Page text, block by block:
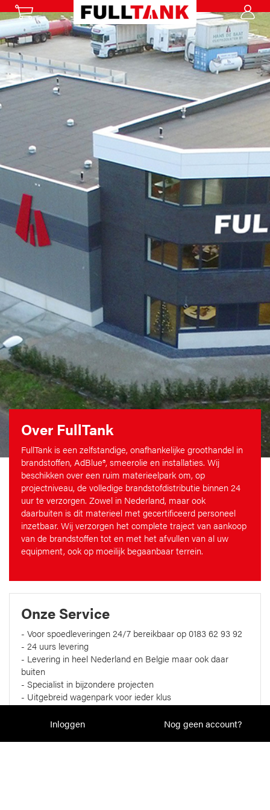
Over FullTank
FullTank is een zelfstandige, onafhankelijke groothandel in
brandstoffen, AdBlue®, smeerolie en installaties. Wij
beschikken over een ruim materieelpark om, op
projectniveau, de volledige brandstofdistributie binnen 24
uur te verzorgen. Zowel in Nederland, maar ook
daarbuiten is dit materieel met gecertificeerd personeel
inzetbaar. Wij verzorgen het complete traject van aankoop
van de brandstoffen tot en met het afvullen van al uw
equipment, ook op moeilijk begaanbaar terrein.
Onze Service
- Voor spoedleveringen 24/7 bereikbaar op 0183 62 93 92
- 24 uurs levering
- Levering in heel Nederland en Belgie maar ook daar
buiten
- Specialist in bijzondere projecten
- Uitgebreid wagenpark voor ieder klus
Wil je ons volgen?
Inloggen Nog geen account?